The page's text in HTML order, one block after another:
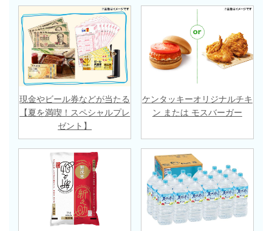
現金やビール券などが当たる
【夏を満喫！スペシャルプレ
ゼント】
ケンタッキーオリジナルチキ
ン または モスバーガー